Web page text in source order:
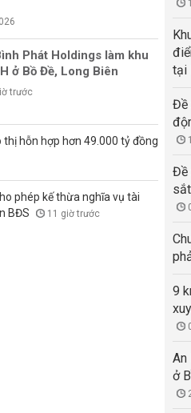
Phát Holdings làm khu
ở Bồ Đề, Long Biên
trước
thị hỗn hợp hơn 49.000 tỷ đồng
phép kế thừa nghĩa vụ tài
BĐS
11 giờ trước
tại
Đề
Đề
9
An
ở